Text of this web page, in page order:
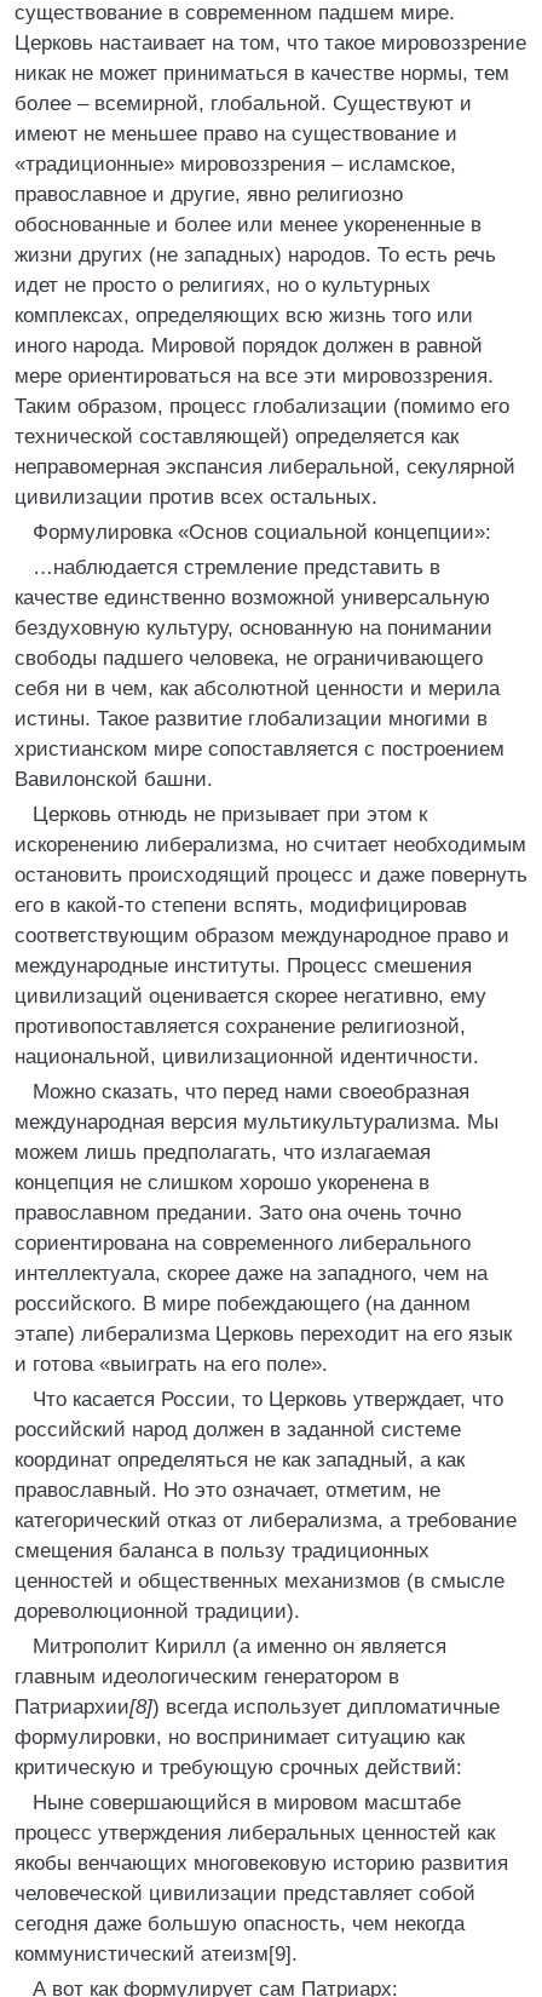
существование в современном падшем мире.
Церковь настаивает на том, что такое мировоззрение
никак не может приниматься в качестве нормы, тем
более – всемирной, глобальной. Существуют и
имеют не меньшее право на существование и
«традиционные» мировоззрения – исламское,
православное и другие, явно религиозно
обоснованные и более или менее укорененные в
жизни других (не западных) народов. То есть речь
идет не просто о религиях, но о культурных
комплексах, определяющих всю жизнь того или
иного народа. Мировой порядок должен в равной
мере ориентироваться на все эти мировоззрения.
Таким образом, процесс глобализации (помимо его
технической составляющей) определяется как
неправомерная экспансия либеральной, секулярной
цивилизации против всех остальных.
Формулировка «Основ социальной концепции»:
…наблюдается стремление представить в
качестве единственно возможной универсальную
бездуховную культуру, основанную на понимании
свободы падшего человека, не ограничивающего
себя ни в чем, как абсолютной ценности и мерила
истины. Такое развитие глобализации многими в
христианском мире сопоставляется с построением
Вавилонской башни.
Церковь отнюдь не призывает при этом к
искоренению либерализма, но считает необходимым
остановить происходящий процесс и даже повернуть
его в какой-то степени вспять, модифицировав
соответствующим образом международное право и
международные институты. Процесс смешения
цивилизаций оценивается скорее негативно, ему
противопоставляется сохранение религиозной,
национальной, цивилизационной идентичности.
Можно сказать, что перед нами своеобразная
международная версия мультикультурализма. Мы
можем лишь предполагать, что излагаемая
концепция не слишком хорошо укоренена в
православном предании. Зато она очень точно
сориентирована на современного либерального
интеллектуала, скорее даже на западного, чем на
российского. В мире побеждающего (на данном
этапе) либерализма Церковь переходит на его язык
и готова «выиграть на его поле».
Что касается России, то Церковь утверждает, что
российский народ должен в заданной системе
координат определяться не как западный, а как
православный. Но это означает, отметим, не
категорический отказ от либерализма, а требование
смещения баланса в пользу традиционных
ценностей и общественных механизмов (в смысле
дореволюционной традиции).
Митрополит Кирилл (а именно он является
главным идеологическим генератором в
Патриархии[8]) всегда использует дипломатичные
формулировки, но воспринимает ситуацию как
критическую и требующую срочных действий:
Ныне совершающийся в мировом масштабе
процесс утверждения либеральных ценностей как
якобы венчающих многовековую историю развития
человеческой цивилизации представляет собой
сегодня даже большую опасность, чем некогда
коммунистический атеизм[9].
А вот как формулирует сам Патриарх: